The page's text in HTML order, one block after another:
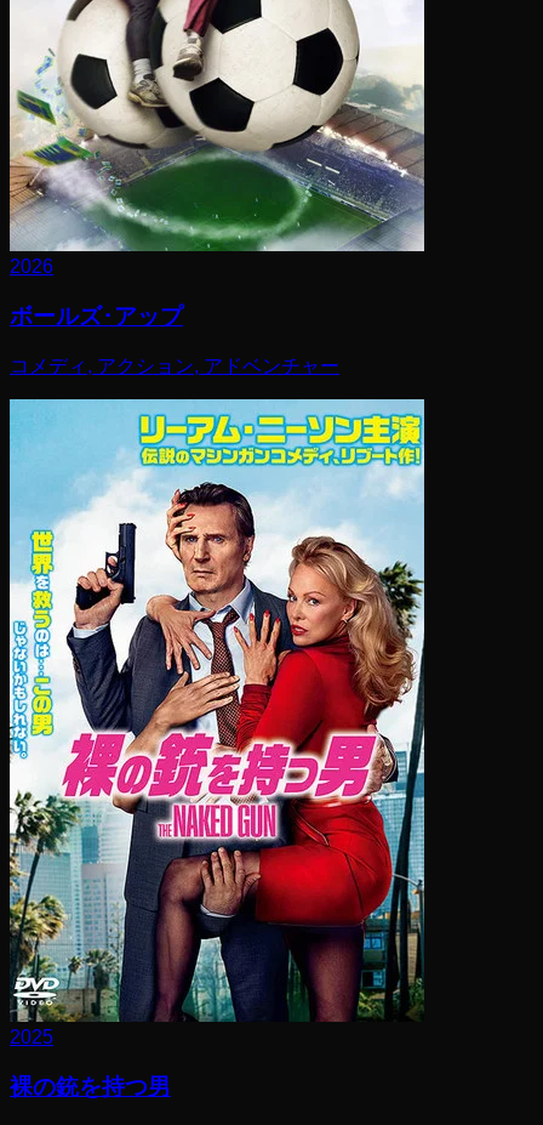
2026
ボールズ･アップ
コメディ, アクション, アドベンチャー
2025
裸の銃を持つ男